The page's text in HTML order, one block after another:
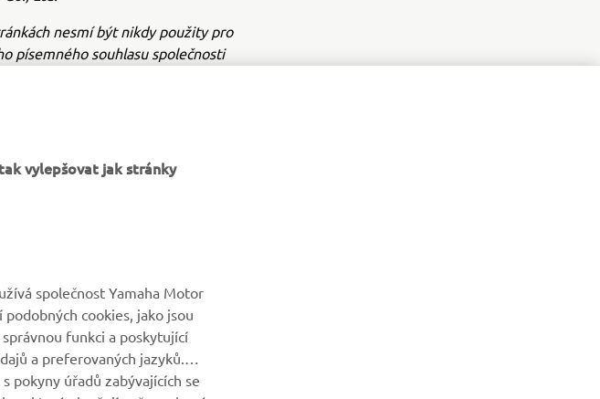
nesmí být nikdy použity pro
písemného souhlasu společnosti
pravidla silničního provozu.
Katalog originálních
náhradních dílů
servisní
Získejte jako první informace o nejnovějších nabídkách,
vylepšovat jak stránky
společnost Yamaha Motor
cookies, jako jsou
funkci a poskytující
a preferovaných jazyků.
pokyny úřadů zabývajících se